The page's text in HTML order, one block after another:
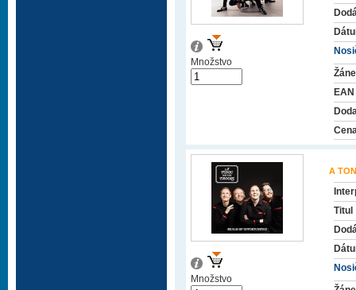
EAN
Množstvo
A
Titul
Množstvo